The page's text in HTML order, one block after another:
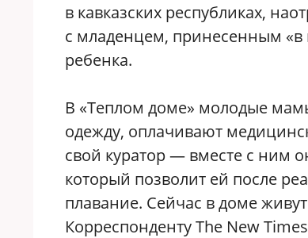
в кавказских республиках,
с младенцем, принесенным «в
ребенка.
В «Теплом доме» молодые
одежду, оплачивают
свой куратор — вместе с ним
который позволит ей после
плавание. Сейчас в доме
Корреспонденту The New